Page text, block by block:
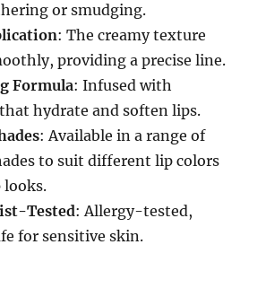
or smudging.
: The creamy texture
providing a precise line.
Formula: Infused with
hydrate and soften lips.
: Available in a range of
to suit different lip colors
looks.
Tested: Allergy-tested,
for sensitive skin.